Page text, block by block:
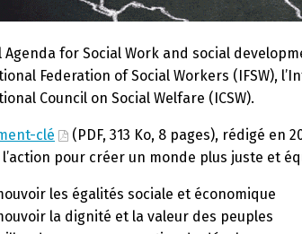
Agenda for Social Work and social
Federation of Social Workers (IFSW),
Council on Social Welfare (ICSW).
clé
(PDF, 313 Ko, 8 pages), rédigé en
l’action pour créer un monde plus juste et
les égalités sociale et économique
la dignité et la valeur des peuples